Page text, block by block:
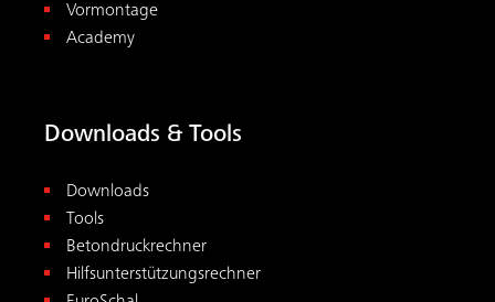
Vormontage
Academy
Downloads & Tools
Downloads
Tools
Betondruckrechner
Hilfsunterstützungsrechner